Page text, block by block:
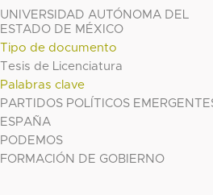
UNIVERSIDAD AUTÓNOMA DEL
ESTADO DE MÉXICO
Tipo de documento
Tesis de Licenciatura
Palabras clave
PARTIDOS POLÍTICOS
ESPAÑA
PODEMOS
FORMACIÓN DE GOBIERNO